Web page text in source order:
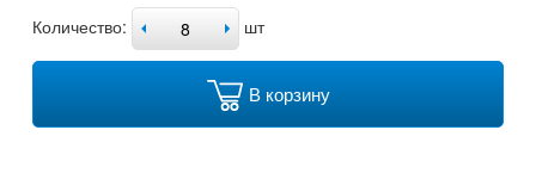
Количество:
шт
В корзину